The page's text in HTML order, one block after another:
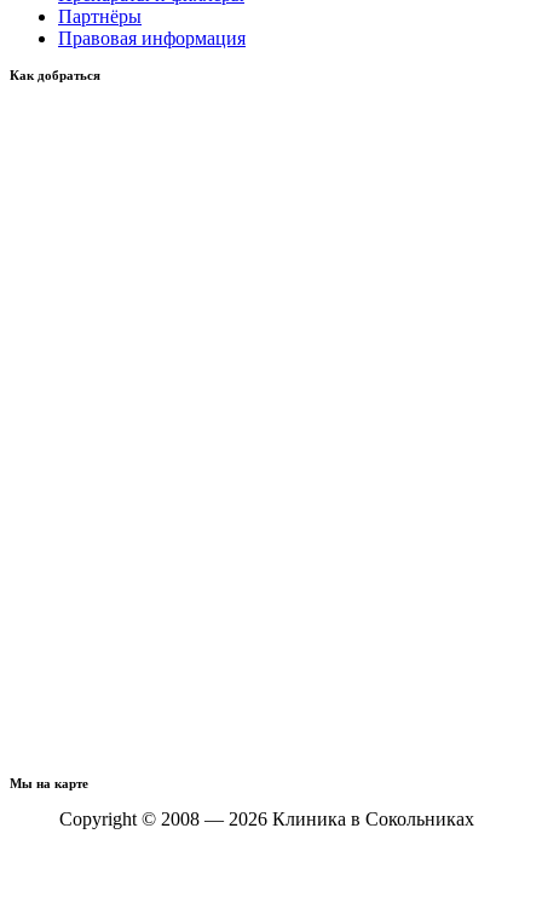
Партнёры
Правовая информация
Как добраться
Мы на карте
Copyright © 2008 — 2026 Клиника в Сокольниках